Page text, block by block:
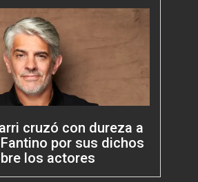
cruzó con dureza a
por sus dichos
los actores